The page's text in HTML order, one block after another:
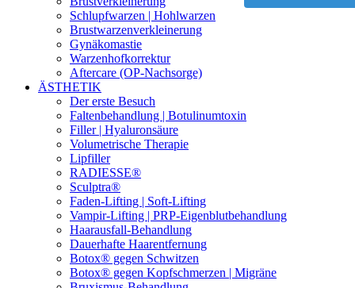
Schlupfwarzen | Hohlwarzen
Brustwarzen­verkleinerung
Gynäkomastie
Warzenhofkorrektur
Aftercare (OP-Nachsorge)
ÄSTHETIK
Der erste Besuch
Faltenbehandlung | Botulinumtoxin
Filler | Hyaluronsäure
Volumetrische Therapie
Lipfiller
RADIESSE®
Sculptra®
Faden-Lifting | Soft-Lifting
Vampir-Lifting | PRP-Eigenblutbehandlung
Haarausfall-Behandlung
Dauerhafte Haarentfernung
Botox® gegen Schwitzen
Botox® gegen Kopfschmerzen | Migräne